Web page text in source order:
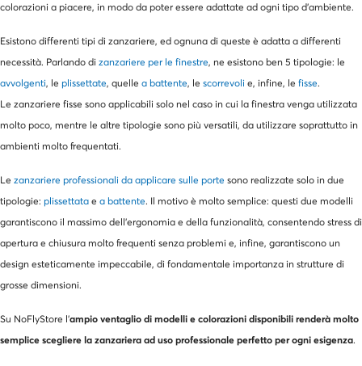
colorazioni a piacere, in modo da poter essere adattate ad ogni tipo d'ambiente.
Esistono differenti tipi di zanzariere, ed ognuna di queste è adatta a differenti
necessità. Parlando di zanzariere per le finestre, ne esistono ben 5 tipologie: le
avvolgenti, le plissettate, quelle a battente, le scorrevoli e, infine, le fisse.
Le zanzariere fisse sono applicabili solo nel caso in cui la finestra venga utilizzata
molto poco, mentre le altre tipologie sono più versatili, da utilizzare soprattutto in
ambienti molto frequentati.
Le zanzariere professionali da applicare sulle porte sono realizzate solo in due
tipologie: plissettata e a battente. Il motivo è molto semplice: questi due modelli
garantiscono il massimo dell'ergonomia e della funzionalità, consentendo stress di
apertura e chiusura molto frequenti senza problemi e, infine, garantiscono un
design esteticamente impeccabile, di fondamentale importanza in strutture di
grosse dimensioni.
Su NoFlyStore l'ampio ventaglio di modelli e colorazioni disponibili renderà molto
semplice scegliere la zanzariera ad uso professionale perfetto per ogni esigenza.